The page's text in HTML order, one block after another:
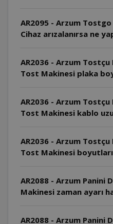
AR2095 - Arzum
Cihaz arızalanırsa ne
AR2036 - Arzum
Tost Makinesi plaka
AR2036 - Arzum
Tost Makinesi kablo
AR2036 - Arzum
Tost Makinesi
AR2088 - Arzum Panini
Makinesi zaman ayarı
AR2088 - Arzum Panini